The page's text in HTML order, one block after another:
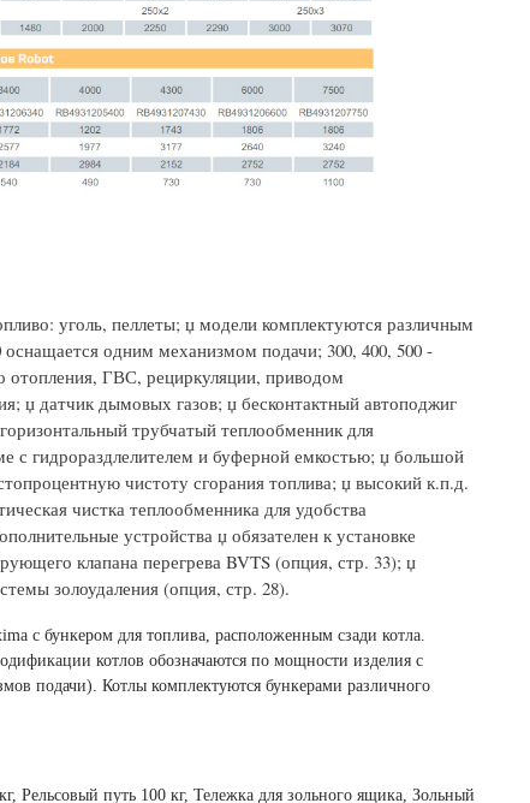
уголь, пеллеты; џ модели комплектуются различным
одним механизмом подачи; 300, 400, 500 -
отопления, ГВС, рециркуляции, приводом
џ датчик дымовых газов; џ бесконтактный автоподжиг
трубчатый теплообменник для
с гидрораздлелителем и буферной емкостью; џ большой
чистоту сгорания топлива; џ высокий к.п.д.
чистка теплообменника для удобства
устройства џ обязателен к установке
клапана перегрева BVTS (опция, стр. 33); џ
золоудаления (опция, стр. 28).
c бункером для топлива, расположенным сзади котла.
котлов обозначаются по мощности изделия с
подачи). Котлы комплектуются бункерами различного
Рельсовый путь 100 кг, Тележка для зольного ящика, Зольный